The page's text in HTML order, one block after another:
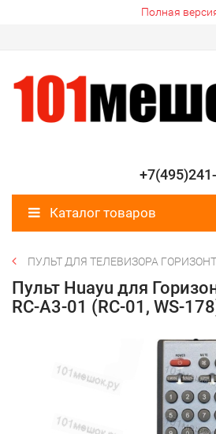
Полная
Каталог товаров
ПУЛЬТ ДЛЯ ТЕЛЕВИЗОРА ГОРИЗОНТ
Пульт Huayu для
RC-A3-01 (RC-01, WS-